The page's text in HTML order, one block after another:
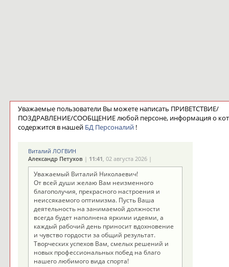
Уважаемые пользователи Вы можете написать ПРИВЕТСТВИЕ/
ПОЗДРАВЛЕНИЕ/СООБЩЕНИЕ любой персоне, информация о
содержится в нашей БД Персоналий!
Виталий ЛОГВИН
Александр Петухов| 11:41, 02 августа 2026 |
Уважаемый Виталий Николаевич!
От всей души желаю Вам неизменного
благополучия, прекрасного настроения и
неиссякаемого оптимизма. Пусть Ваша
деятельность на занимаемой должности
всегда будет наполнена яркими идеями, а
каждый рабочий день приносит вдохновение
и чувство гордости за общий результат.
Творческих успехов Вам, смелых решений и
новых профессиональных побед на благо
нашего любимого вида спорта!